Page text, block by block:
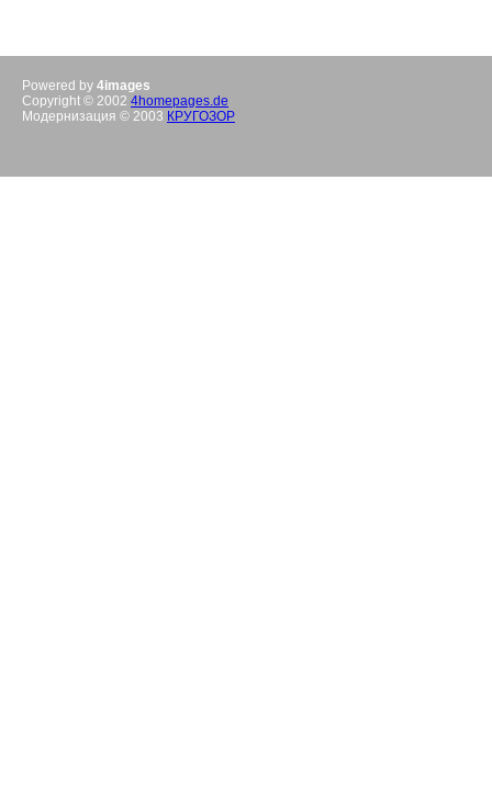
Powered by 4images
Copyright © 2002 4homepages.de
Модернизация © 2003 КРУГОЗОР